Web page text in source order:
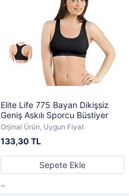
Elite Life 775 Bayan Dikişsiz
Geniş Askılı Sporcu Büstiyer
Orjinal Ürün, Uygun Fiyat
133,30 TL
Sepete Ekle